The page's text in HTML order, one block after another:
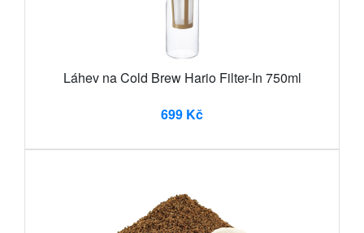
Láhev na Cold Brew Hario Filter-In 750ml
699 Kč